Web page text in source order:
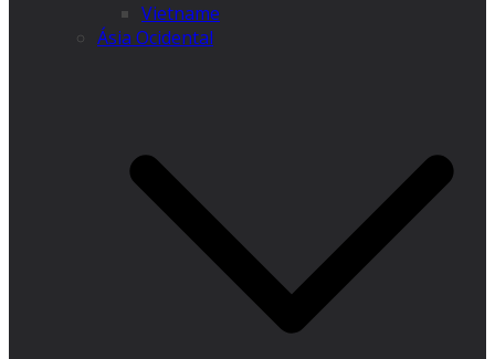
Vietname
Ásia Ocidental